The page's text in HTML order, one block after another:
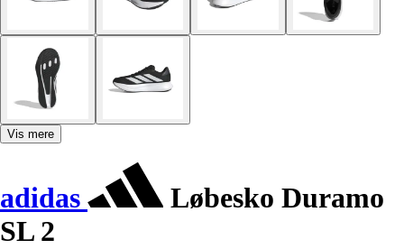
Vis mere
adidas
Løbesko Duramo
SL 2